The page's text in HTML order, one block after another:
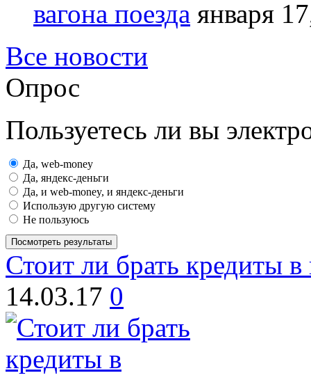
вагона поезда января
Все новости
Опрос
Пользуетесь ли вы
Да, web-money
Да, яндекс-деньги
Да, и web-money, и яндекс-деньги
Использую другую систему
Не пользуюсь
Посмотреть результаты
Стоит ли брать кредиты в
14.03.17 0